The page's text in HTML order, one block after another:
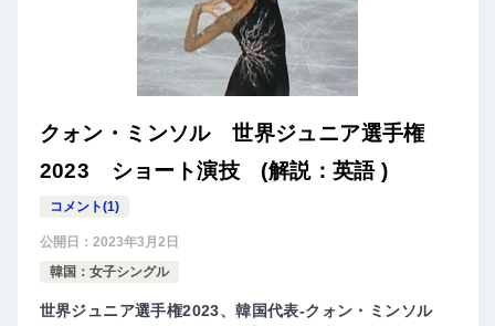
クォン・ミンソル 世界ジュニア選手権
2023 ショート演技 (解説：英語 )
コメント(1)
公開日： 2023年3月2日
韓国：女子シングル
世界ジュニア選手権2023、韓国代表-クォン・ミンソル